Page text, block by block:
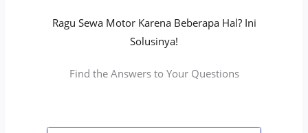
Ragu Sewa Motor Karena Beberapa Hal? Ini
Solusinya!
Find the Answers to Your Questions